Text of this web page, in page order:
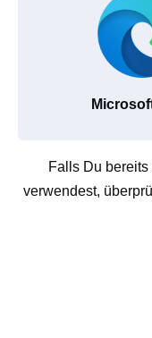
Falls Du
verwendest,